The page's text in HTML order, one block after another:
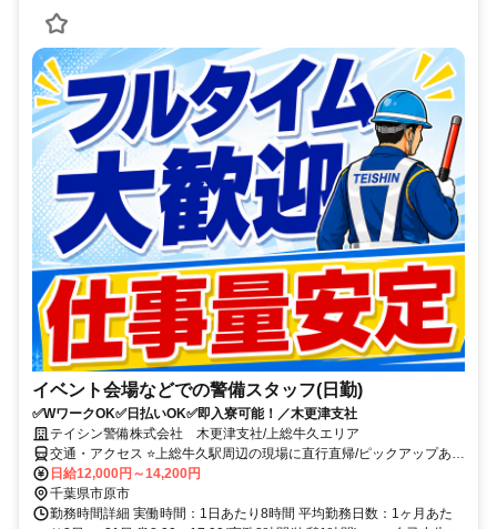
イベント会場などでの警備スタッフ(日勤)
✅WワークOK✅日払いOK✅即入寮可能！／木更津支社
テイシン警備株式会社 木更津支社/上総牛久エリア
交通・アクセス ⭐上総牛久駅周辺の現場に直行直帰/ピックアップあ
り！移動の心配は不要です♪
日給12,000円～14,200円
千葉県市原市
勤務時間詳細 実働時間：1日あたり8時間 平均勤務日数：1ヶ月あた